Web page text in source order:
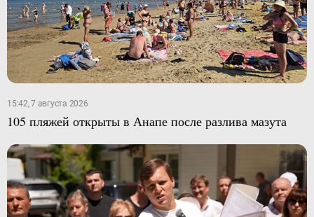
15:42, 7 августа 2026
105 пляжей открыты в Анапе после разлива мазута